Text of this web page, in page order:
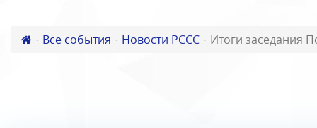
Все события Новости РССС Итоги заседания